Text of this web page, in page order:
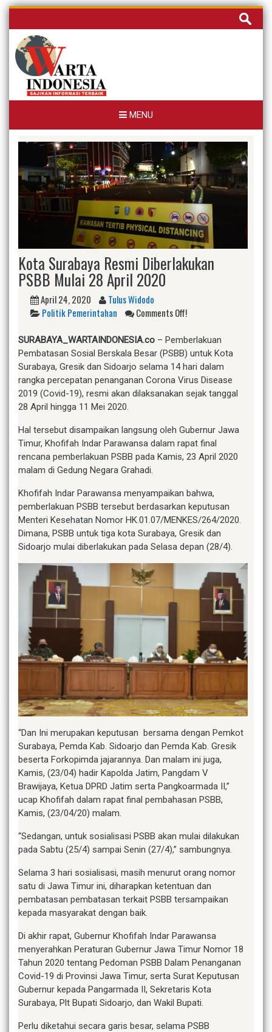
Skip
content
Cari
untuk:
MENU
Kota Surabaya Resmi Diberlakukan
PSBB Mulai 28 April 2020
April 24, 2020
Tulus Widodo
Politik Pemerintahan
Comments Off!
SURABAYA_WARTAINDONESIA.co – Pemberlakuan
Pembatasan Sosial Berskala Besar (PSBB) untuk Kota
Surabaya, Gresik dan Sidoarjo selama 14 hari dalam
rangka percepatan penanganan Corona Virus Disease
2019 (Covid-19), resmi akan dilaksanakan sejak tanggal
28 April hingga 11 Mei 2020.
Hal tersebut disampaikan langsung oleh Gubernur Jawa
Timur, Khofifah Indar Parawansa dalam rapat final
rencana pemberlakuan PSBB pada Kamis, 23 April 2020
malam di Gedung Negara Grahadi.
Khofifah Indar Parawansa menyampaikan bahwa,
pemberlakuan PSBB tersebut berdasarkan keputusan
Menteri Kesehatan Nomor HK.01.07/MENKES/264/2020.
Dimana, PSBB untuk tiga kota Surabaya, Gresik dan
Sidoarjo mulai diberlakukan pada Selasa depan (28/4).
“Dan Ini merupakan keputusan bersama dengan Pemkot
Surabaya, Pemda Kab. Sidoarjo dan Pemda Kab. Gresik
beserta Forkopimda jajarannya. Dan malam ini juga,
Kamis, (23/04) hadir Kapolda Jatim, Pangdam V
Brawijaya, Ketua DPRD Jatim serta Pangkoarmada II,”
ucap Khofifah dalam rapat final pembahasan PSBB,
Kamis, (23/04/20) malam.
“Sedangan, untuk sosialisasi PSBB akan mulai dilakukan
pada Sabtu (25/4) sampai Senin (27/4),” sambungnya.
Selama 3 hari sosialisasi, masih menurut orang nomor
satu di Jawa Timur ini, diharapkan ketentuan dan
pembatasan pembatasan terkait PSBB tersampaikan
kepada masyarakat dengan baik.
Di akhir rapat, Gubernur Khofifah Indar Parawansa
menyerahkan Peraturan Gubernur Jawa Timur Nomor 18
Tahun 2020 tentang Pedoman PSBB Dalam Penanganan
Covid-19 di Provinsi Jawa Timur, serta Surat Keputusan
Gubernur kepada Pangarmada II, Sekretaris Kota
Surabaya, Plt Bupati Sidoarjo, dan Wakil Bupati.
Perlu diketahui secara garis besar, selama PSBB